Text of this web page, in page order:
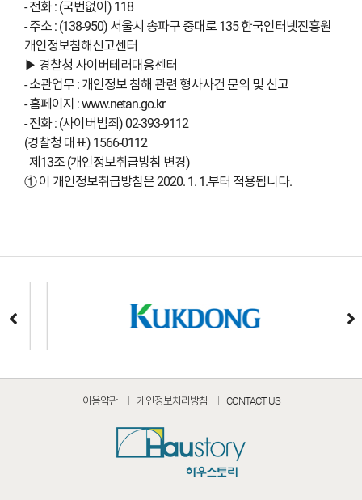
- 전화 : (국번없이) 118
- 주소 : (138-950) 서울시 송파구 중대로 135 한국인터넷진흥원
개인정보침해신고센터
▶ 경찰청 사이버테러대응센터
- 소관업무 : 개인정보 침해 관련 형사사건 문의 및 신고
- 홈페이지 : www.netan.go.kr
- 전화 : (사이버범죄) 02-393-9112
(경찰청 대표) 1566-0112
제13조 (개인정보취급방침 변경)
① 이 개인정보취급방침은 2020. 1. 1.부터 적용됩니다.
이용약관 개인정보처리방침 CONTACT US